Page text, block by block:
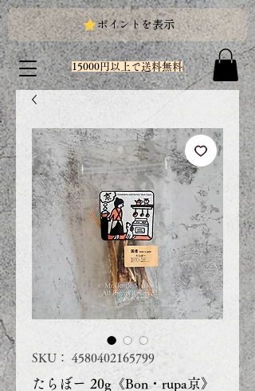
ポイントを表示
15000円以上で送料無料
SKU： 4580402165799
たらぼー 20g《Bon・rupa京》